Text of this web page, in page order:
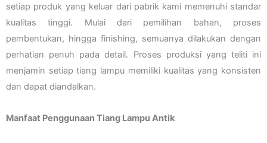
setiap produk yang keluar dari pabrik kami memenuhi standar
kualitas tinggi. Mulai dari pemilihan bahan, proses
pembentukan, hingga finishing, semuanya dilakukan dengan
perhatian penuh pada detail. Proses produksi yang teliti ini
menjamin setiap tiang lampu memiliki kualitas yang konsisten
dan dapat diandalkan.
Manfaat Penggunaan Tiang Lampu Antik